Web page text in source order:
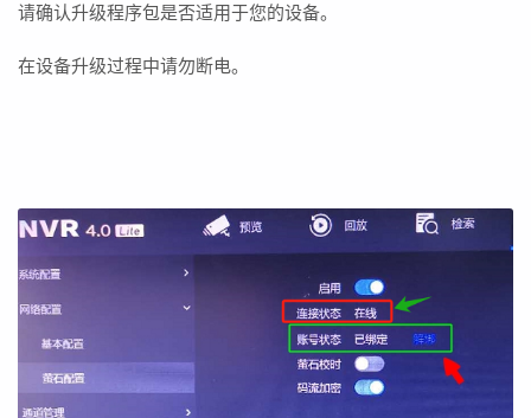
请确认升级程序包是否适用于您的设备。
在设备升级过程中请勿断电。